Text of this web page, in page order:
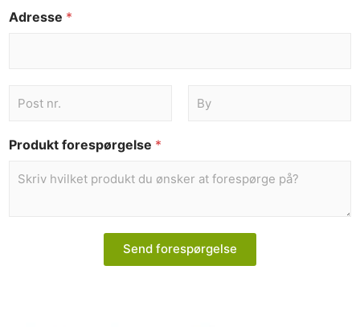
Adresse *
Produkt forespørgelse *
Send forespørgelse